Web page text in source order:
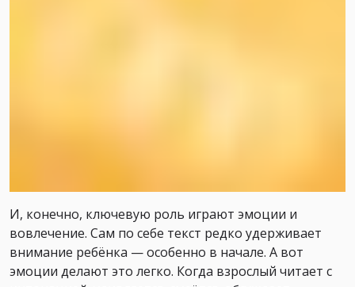
И, конечно, ключевую роль играют эмоции и
вовлечение. Сам по себе текст редко удерживает
внимание ребёнка — особенно в начале. А вот
эмоции делают это легко. Когда взрослый читает с